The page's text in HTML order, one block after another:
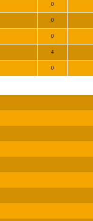
0
0
0
4
0